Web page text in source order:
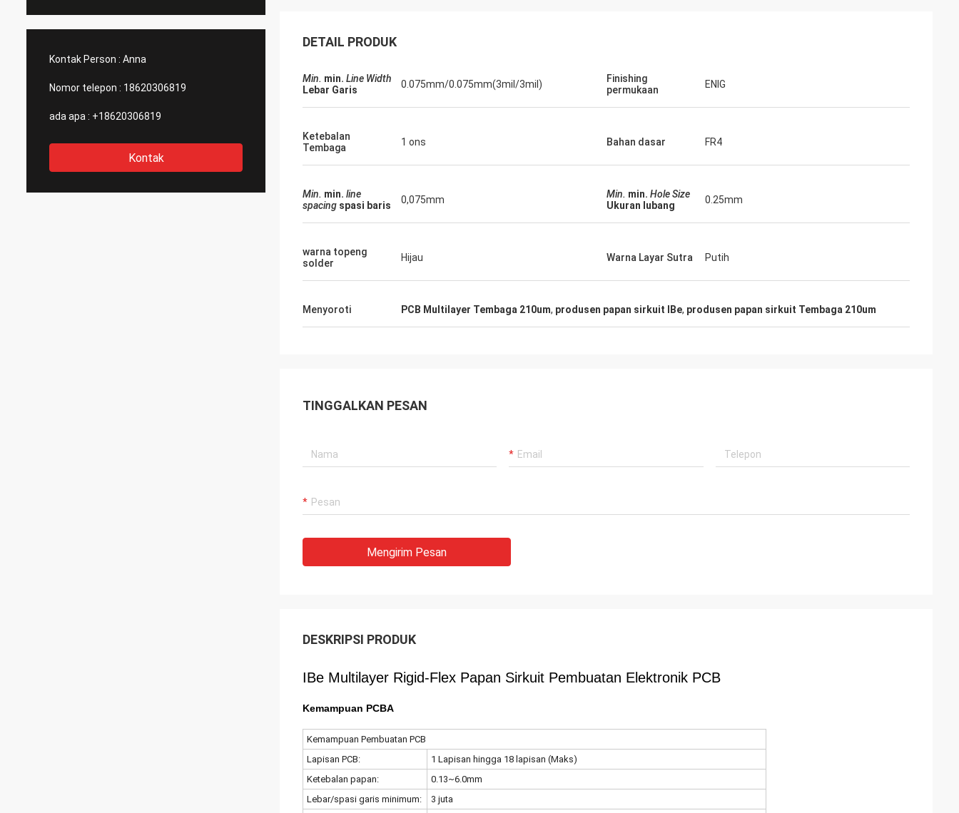
Kontak Person : Anna
Nomor telepon : 18620306819
ada apa : +18620306819
Kontak
DETAIL PRODUK
Min. min. Line Width
Lebar Garis
0.075mm/0.075mm(3mil/3mil)
Finishing
permukaan
ENIG
Ketebalan
Tembaga
1 ons Bahan dasar FR4
Min. min. line
spacing spasi baris 0,075mm Min. min. Hole Size
Ukuran lubang
0.25mm
warna topeng
solder
Hijau Warna Layar Sutra Putih
Menyoroti PCB Multilayer Tembaga 210um, produsen papan sirkuit IBe, produsen papan sirkuit Tembaga 210um
TINGGALKAN PESAN
Mengirim Pesan
DESKRIPSI PRODUK
IBe Multilayer Rigid-Flex Papan Sirkuit Pembuatan Elektronik PCB
Kemampuan PCBA
Kemampuan Pembuatan PCB
Lapisan PCB:
1 Lapisan hingga 18 lapisan (Maks)
Ketebalan papan:
0.13~6.0mm
Lebar/spasi garis minimum:
3 juta